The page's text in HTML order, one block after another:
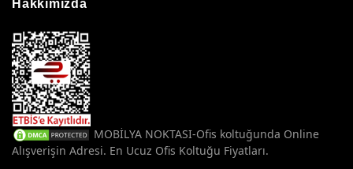
Hakkımızda
MOBİLYA NOKTASI-Ofis koltuğunda Online
Alışverişin Adresi. En Ucuz Ofis Koltuğu Fiyatları.